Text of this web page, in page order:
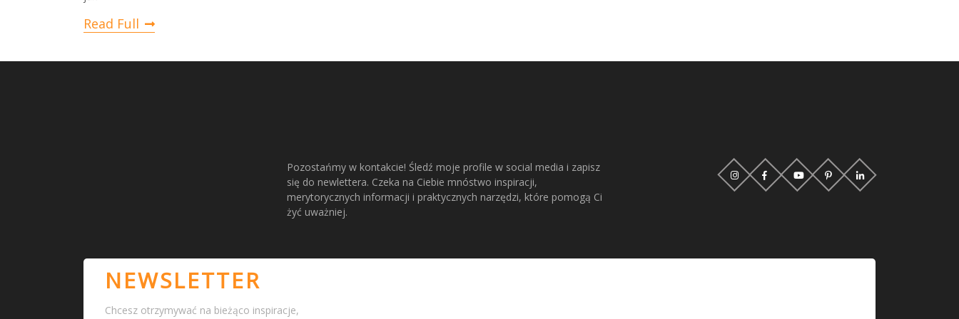
Read Full
Pozostańmy w kontakcie! Śledź moje profile w social media i zapisz
się do newlettera. Czeka na Ciebie mnóstwo inspiracji,
merytorycznych informacji i praktycznych narzędzi, które pomogą Ci
żyć uważniej.
NEWSLETTER
Chcesz otrzymywać na bieżąco inspiracje,